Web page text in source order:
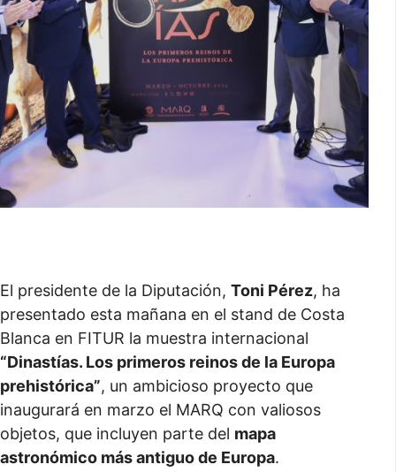
El presidente de la Diputación, Toni Pérez, ha
presentado esta mañana en el stand de Costa
Blanca en FITUR la muestra internacional
“Dinastías. Los primeros reinos de la Europa
prehistórica”, un ambicioso proyecto que
inaugurará en marzo el MARQ con valiosos
objetos, que incluyen parte del mapa
astronómico más antiguo de Europa.